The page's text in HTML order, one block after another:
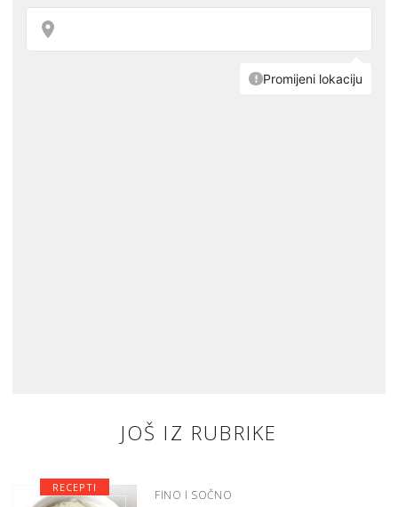
JOŠ IZ RUBRIKE
FINO I SOČNO
RECEPTI